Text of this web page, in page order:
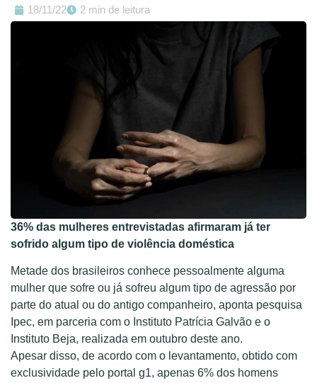
18/11/22 2 min de leitura
36% das mulheres entrevistadas afirmaram já ter
sofrido algum tipo de violência doméstica
Metade dos brasileiros conhece pessoalmente alguma
mulher que sofre ou já sofreu algum tipo de agressão por
parte do atual ou do antigo companheiro, aponta pesquisa
Ipec, em parceria com o Instituto Patrícia Galvão e o
Instituto Beja, realizada em outubro deste ano.
Apesar disso, de acordo com o levantamento, obtido com
exclusividade pelo portal g1, apenas 6% dos homens